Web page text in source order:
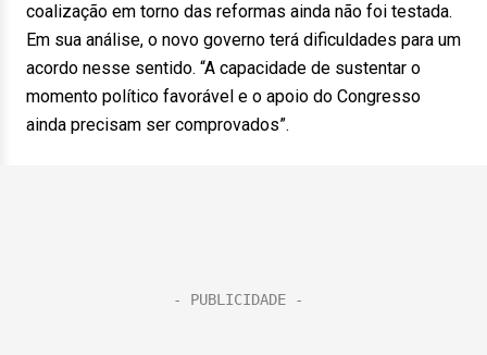
coalização em torno das reformas ainda não foi testada.
Em sua análise, o novo governo terá dificuldades para um
acordo nesse sentido. “A capacidade de sustentar o
momento político favorável e o apoio do Congresso
ainda precisam ser comprovados”.